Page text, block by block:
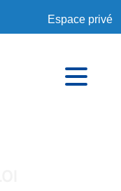
Espace privé